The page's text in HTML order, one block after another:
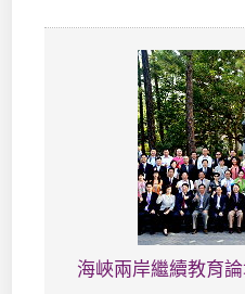
海峽兩岸繼續教育